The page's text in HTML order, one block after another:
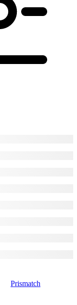
Prismatch